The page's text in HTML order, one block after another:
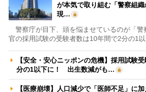
が本気で取り組む「警察組
現…
警察庁が目下、頭を悩ませているのが「警
官の採用試験の受験者数は10年間で2分の1以
【安全・安心ニッポンの危機】採用試験
分の1以下に！ 出生数減がも…
【医療崩壊】人口減少で「医師不足」に